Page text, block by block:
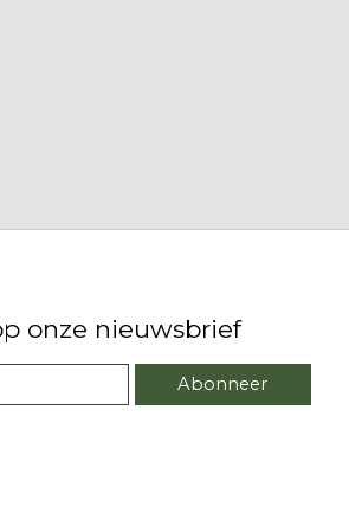
onze nieuwsbrief
Abonneer